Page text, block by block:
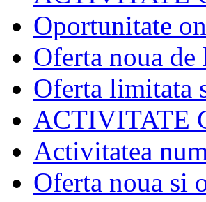
Oportunitate
Oferta noua
Oferta limitata
ACTIVITATE
Activitatea
Oferta noua si